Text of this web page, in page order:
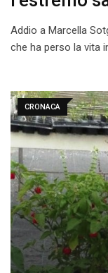
Addio a Marcella
che ha perso la vita
CRONACA